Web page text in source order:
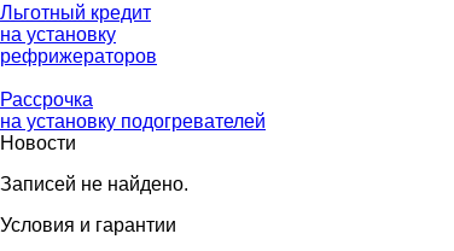
Льготный кредит
на установку
рефрижераторов
Рассрочка
на установку подогревателей
Новости
Записей не найдено.
Условия и гарантии